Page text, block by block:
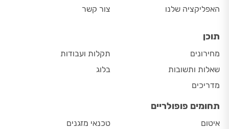
האפליקציה שלנו
צור קשר
תוכן
מחירונים
שאלות ותשובות
מדריכים
תקלות ועבודות
בלוג
תחומים פופולריים
איטום
טכנאי מזגנים